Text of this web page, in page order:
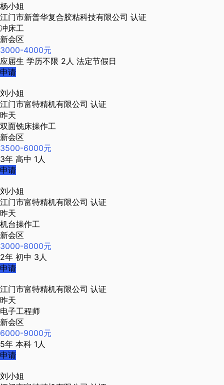
杨小姐
江门市新普华复合胶粘科技有限公司 认证
冲床工
新会区
3000-4000元
应届生 学历不限 2人 法定节假日
申请
刘小姐
江门市富特精机有限公司 认证
昨天
双面铣床操作工
新会区
3500-6000元
3年 高中 1人
申请
刘小姐
江门市富特精机有限公司 认证
昨天
机台操作工
新会区
3000-8000元
2年 初中 3人
申请
江门市富特精机有限公司 认证
昨天
电子工程师
新会区
6000-9000元
5年 本科 1人
申请
刘小姐